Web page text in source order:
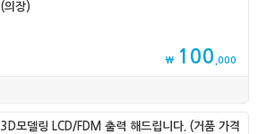
(의장)
₩ 100 ,000
3D모델링 LCD/FDM 출력 해드립니다. (거품 가격